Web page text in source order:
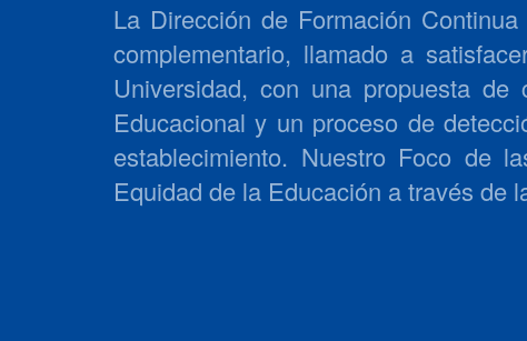
La Dirección de Formación
complementario, llamado a
Universidad, con una propuesta de
Educacional y un proceso de
establecimiento. Nuestro Foco de
Equidad de la Educación a través de